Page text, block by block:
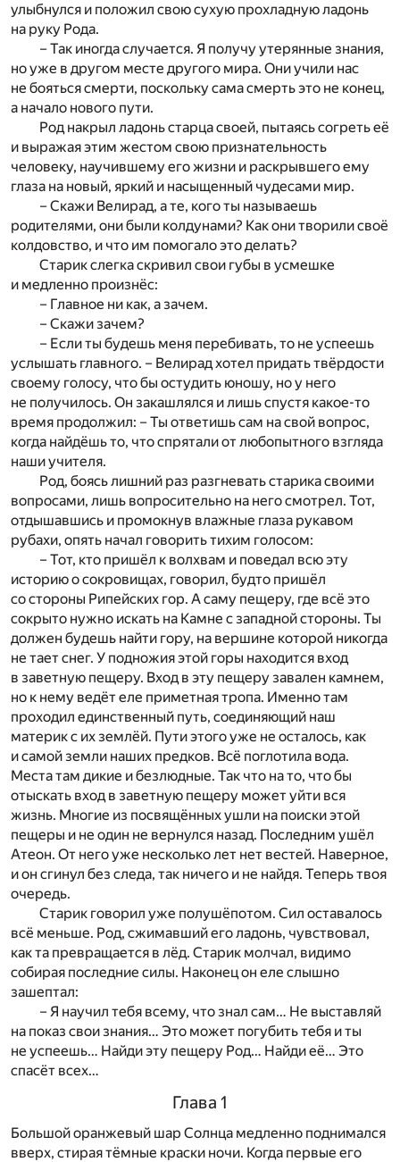
улыбнулся и положил свою сухую прохладную ладонь
на руку Рода.
– Так иногда случается. Я получу утерянные знания,
но уже в другом месте другого мира. Они учили нас
не бояться смерти, поскольку сама смерть это не конец,
а начало нового пути.
Род накрыл ладонь старца своей, пытаясь согреть её
и выражая этим жестом свою признательность
человеку, научившему его жизни и раскрывшего ему
глаза на новый, яркий и насыщенный чудесами мир.
– Скажи Велирад, а те, кого ты называешь
родителями, они были колдунами? Как они творили своё
колдовство, и что им помогало это делать?
Старик слегка скривил свои губы в усмешке
и медленно произнёс:
– Главное ни как, а зачем.
– Скажи зачем?
– Если ты будешь меня перебивать, то не успеешь
услышать главного. – Велирад хотел придать твёрдости
своему голосу, что бы остудить юношу, но у него
не получилось. Он закашлялся и лишь спустя какое-то
время продолжил: – Ты ответишь сам на свой вопрос,
когда найдёшь то, что спрятали от любопытного взгляда
наши учителя.
Род, боясь лишний раз разгневать старика своими
вопросами, лишь вопросительно на него смотрел. Тот,
отдышавшись и промокнув влажные глаза рукавом
рубахи, опять начал говорить тихим голосом:
– Тот, кто пришёл к волхвам и поведал всю эту
историю о сокровищах, говорил, будто пришёл
со стороны Рипейских гор. А саму пещеру, где всё это
сокрыто нужно искать на Камне с западной стороны. Ты
должен будешь найти гору, на вершине которой никогда
не тает снег. У подножия этой горы находится вход
в заветную пещеру. Вход в эту пещеру завален камнем,
но к нему ведёт еле приметная тропа. Именно там
проходил единственный путь, соединяющий наш
материк с их землёй. Пути этого уже не осталось, как
и самой земли наших предков. Всё поглотила вода.
Места там дикие и безлюдные. Так что на то, что бы
отыскать вход в заветную пещеру может уйти вся
жизнь. Многие из посвящённых ушли на поиски этой
пещеры и не один не вернулся назад. Последним ушёл
Атеон. От него уже несколько лет нет вестей. Наверное,
и он сгинул без следа, так ничего и не найдя. Теперь твоя
очередь.
Старик говорил уже полушёпотом. Сил оставалось
всё меньше. Род, сжимавший его ладонь, чувствовал,
как та превращается в лёд. Старик молчал, видимо
собирая последние силы. Наконец он еле слышно
зашептал:
– Я научил тебя всему, что знал сам… Не выставляй
на показ свои знания… Это может погубить тебя и ты
не успеешь… Найди эту пещеру Род… Найди её… Это
спасёт всех…
Глава 1
Большой оранжевый шар Солнца медленно поднимался
вверх, стирая тёмные краски ночи. Когда первые его